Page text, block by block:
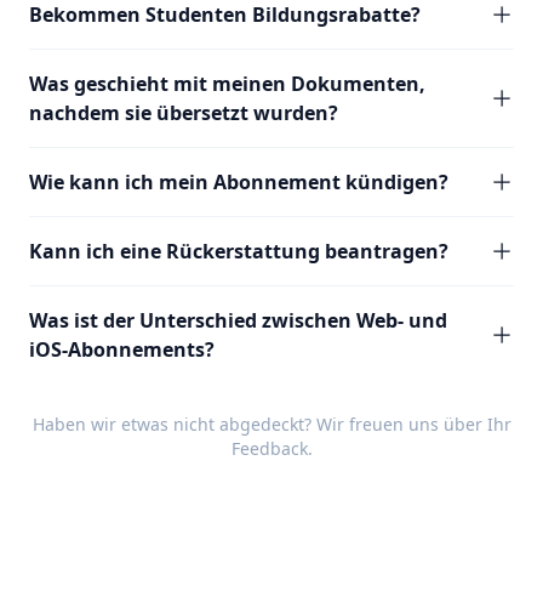
Bekommen Studenten Bildungsrabatte?
Was geschieht mit meinen Dokumenten,
nachdem sie übersetzt wurden?
Wie kann ich mein Abonnement kündigen?
Kann ich eine Rückerstattung beantragen?
Was ist der Unterschied zwischen Web- und
iOS-Abonnements?
Haben wir etwas nicht abgedeckt? Wir freuen uns über Ihr
Feedback.